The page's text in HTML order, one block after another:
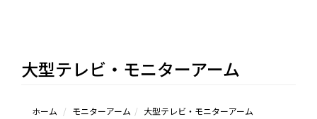
大型テレビ・モニターアーム
ホーム モニターアーム 大型テレビ・モニターアーム